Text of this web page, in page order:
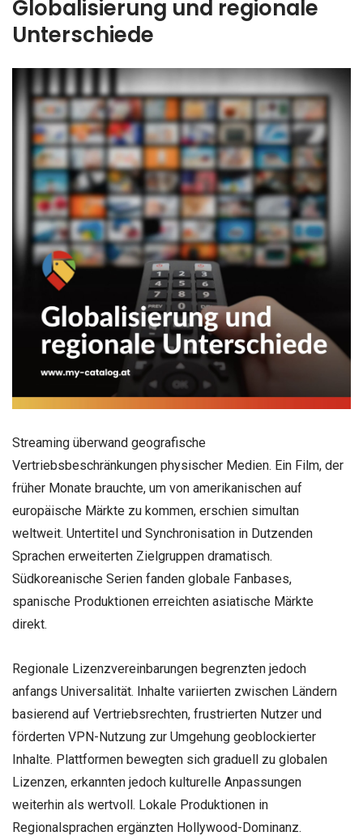
Globalisierung und regionale
Unterschiede
Streaming überwand geografische
Vertriebsbeschränkungen physischer Medien. Ein Film, der
früher Monate brauchte, um von amerikanischen auf
europäische Märkte zu kommen, erschien simultan
weltweit. Untertitel und Synchronisation in Dutzenden
Sprachen erweiterten Zielgruppen dramatisch.
Südkoreanische Serien fanden globale Fanbases,
spanische Produktionen erreichten asiatische Märkte
direkt.
Regionale Lizenzvereinbarungen begrenzten jedoch
anfangs Universalität. Inhalte variierten zwischen Ländern
basierend auf Vertriebsrechten, frustrierten Nutzer und
förderten VPN-Nutzung zur Umgehung geoblockierter
Inhalte. Plattformen bewegten sich graduell zu globalen
Lizenzen, erkannten jedoch kulturelle Anpassungen
weiterhin als wertvoll. Lokale Produktionen in
Regionalsprachen ergänzten Hollywood-Dominanz.